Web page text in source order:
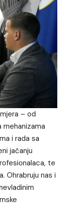
– od
i rada sa
jačanju
te
Ohrabruju nas i